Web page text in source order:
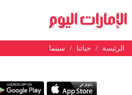
الرئيسة حياتنا سينما